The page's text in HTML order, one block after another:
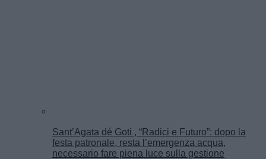
Sant’Agata dé Goti , “Radici e Futuro”: dopo la
festa patronale, resta l’emergenza acqua,
necessario fare piena luce sulla gestione